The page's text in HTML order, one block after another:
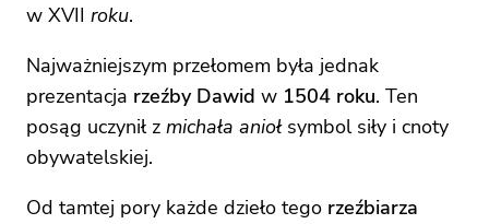
w XVII roku.
Najważniejszym przełomem była jednak
prezentacja rzeźby Dawid w 1504 roku. Ten
posąg uczynił z michała aniołsymbol siły i cnoty
obywatelskiej.
Od tamtej pory każde dzieło tego rzeźbiarza